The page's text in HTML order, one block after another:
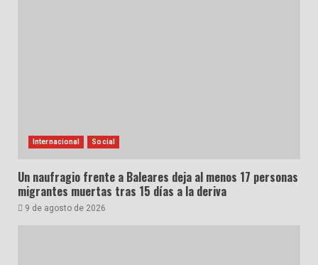
Internacional Social
Un naufragio frente a Baleares deja al menos 17 personas
migrantes muertas tras 15 días a la deriva
9 de agosto de 2026